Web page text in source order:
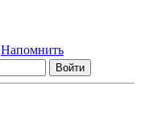
Напомнить